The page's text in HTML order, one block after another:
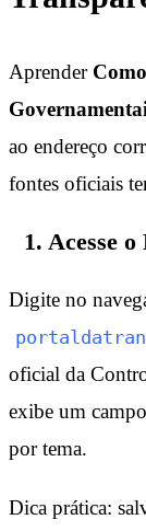
Aprender
ao endereço
fontes oficiais
1. Acesse
Digite no
oficial da
exibe um
por tema.
Dica prática: